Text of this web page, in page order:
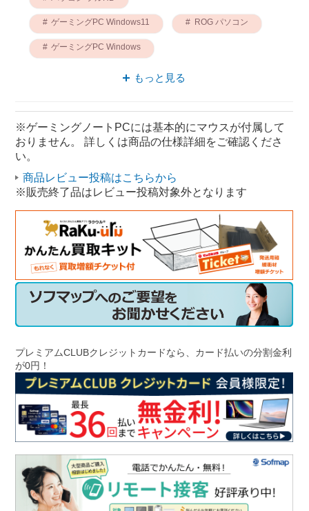
ゲーミングPC Windows11 ROG パソコン
ゲーミングPC Windows
もっと見る
※ゲーミングノートPCには基本的にマウスが付属して
おりません。 詳しくは商品の仕様詳細をご確認くださ
い。
商品レビュー投稿はこちらから
※販売終了品はレビュー投稿対象外となります
プレミアムCLUBクレジットカードなら、カード払いの分割金利
が0円！